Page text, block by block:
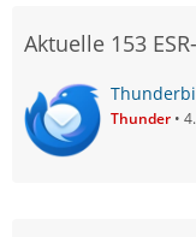
Aktuelle 153
Thunder